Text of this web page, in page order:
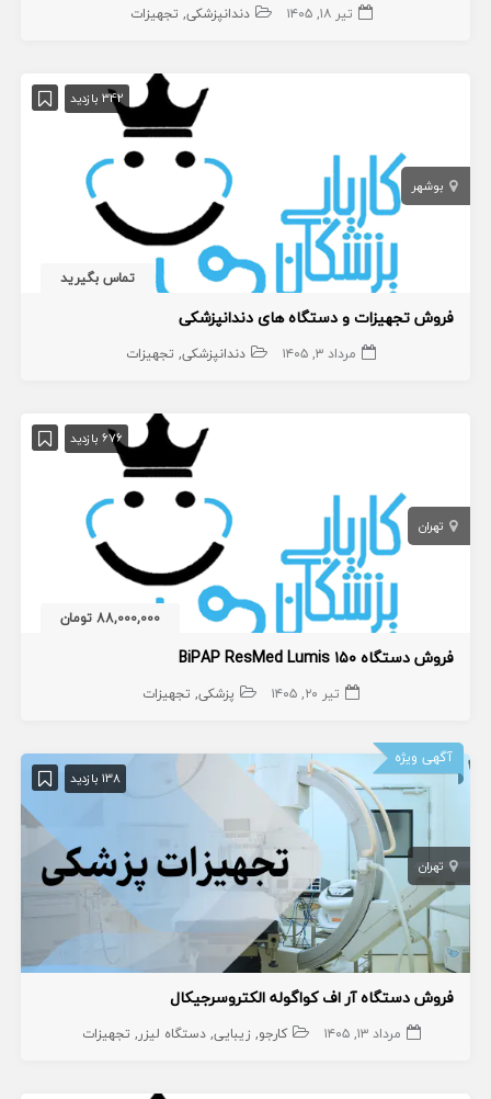
تیر ۱۸, ۱۴۰۵ دندانپزشکی تجهیزات
342 بازدید
بوشهر
تماس بگیرید
فروش تجهیزات و دستگاه های دندانپزشکی
مرداد ۳, ۱۴۰۵ دندانپزشکی تجهیزات
676 بازدید
تهران
88,000,000 تومان
فروش دستگاه BiPAP ResMed Lumis ۱۵۰
تیر ۲۰, ۱۴۰۵ پزشکی تجهیزات
آگهی ویژه
138 بازدید
تهران
فروش دستگاه آر اف کواگوله الکتروسرجیکال
مرداد ۱۳, ۱۴۰۵ کارجو زیبایی دستگاه لیزر تجهیزات